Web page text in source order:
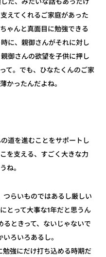
えてくれるご家庭があった
ゃんと真面目に勉強できる
に、親御さんがそれに対し
御さんの欲望を子供に押し
て。でも、ひなたくんのご家
かったんだよね。
道を進むことをサポートし
を支える、すごく大きな力
ね。
つらいものではあるし厳しい
とって大事な1年だと思うん
ときって、ないじゃないで
ろいろあるし。
勉強にだけ打ち込める時期だ